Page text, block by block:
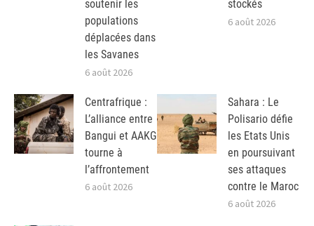
soutenir les
populations
déplacées dans
les Savanes
6 août 2026
stockés
6 août 2026
Centrafrique :
L’alliance entre
Bangui et AAKG
tourne à
l’affrontement
6 août 2026
Sahara : Le
Polisario défie
les Etats Unis
en poursuivant
ses attaques
contre le Maroc
6 août 2026